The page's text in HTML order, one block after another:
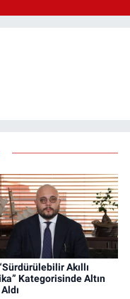
Akıllı
Kategorisinde Altın